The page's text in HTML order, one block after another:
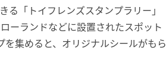
る「トイフレンズスタンプラリー」
ーランドなどに設置されたスポット
集めると、オリジナルシールがもら